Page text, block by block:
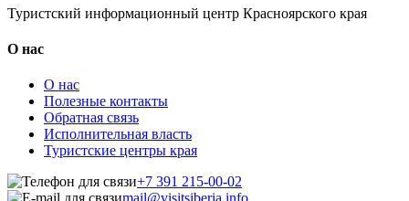
Туристский информационный центр Красноярского края
О нас
О нас
Полезные контакты
Обратная связь
Исполнительная власть
Туристские центры края
+7 391 215-00-02